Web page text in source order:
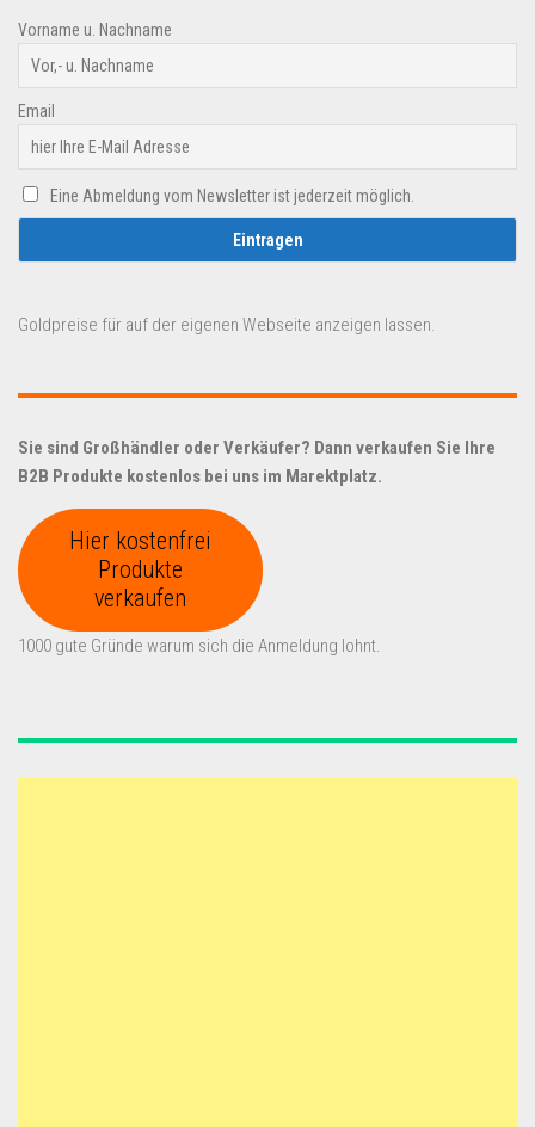
Vorname u. Nachname
Email
Eine Abmeldung vom Newsletter ist jederzeit möglich.
Goldpreise für auf der eigenen Webseite anzeigen lassen.
Sie sind Großhändler oder Verkäufer? Dann verkaufen Sie Ihre
B2B Produkte kostenlos bei uns im Marektplatz.
Hier kostenfrei
Produkte
verkaufen
1000 gute Gründe warum sich die Anmeldung lohnt.